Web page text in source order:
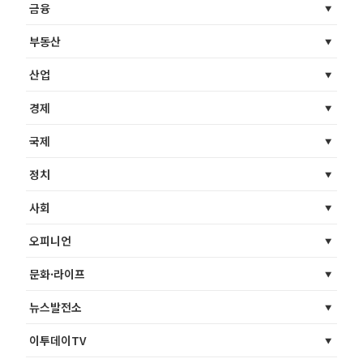
금융
부동산
산업
경제
국제
정치
사회
오피니언
문화·라이프
뉴스발전소
이투데이TV